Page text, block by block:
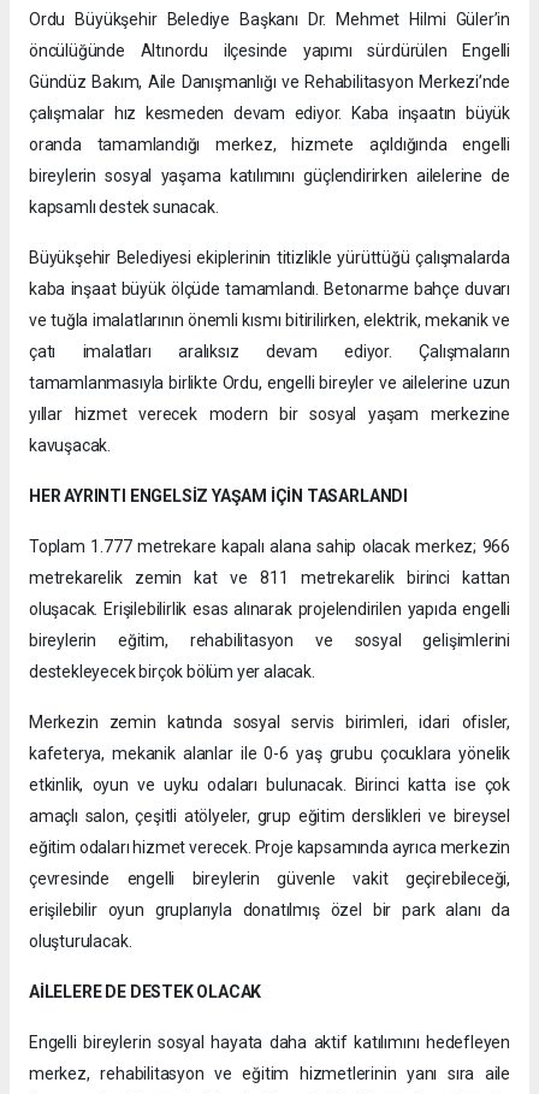
Ordu Büyükşehir Belediye Başkanı Dr. Mehmet Hilmi Güler’in
öncülüğünde Altınordu ilçesinde yapımı sürdürülen Engelli
Gündüz Bakım, Aile Danışmanlığı ve Rehabilitasyon Merkezi’nde
çalışmalar hız kesmeden devam ediyor. Kaba inşaatın büyük
oranda tamamlandığı merkez, hizmete açıldığında engelli
bireylerin sosyal yaşama katılımını güçlendirirken ailelerine de
kapsamlı destek sunacak.
Büyükşehir Belediyesi ekiplerinin titizlikle yürüttüğü çalışmalarda
kaba inşaat büyük ölçüde tamamlandı. Betonarme bahçe duvarı
ve tuğla imalatlarının önemli kısmı bitirilirken, elektrik, mekanik ve
çatı imalatları aralıksız devam ediyor. Çalışmaların
tamamlanmasıyla birlikte Ordu, engelli bireyler ve ailelerine uzun
yıllar hizmet verecek modern bir sosyal yaşam merkezine
kavuşacak.
HER AYRINTI ENGELSİZ YAŞAM İÇİN TASARLANDI
Toplam 1.777 metrekare kapalı alana sahip olacak merkez; 966
metrekarelik zemin kat ve 811 metrekarelik birinci kattan
oluşacak. Erişilebilirlik esas alınarak projelendirilen yapıda engelli
bireylerin eğitim, rehabilitasyon ve sosyal gelişimlerini
destekleyecek birçok bölüm yer alacak.
Merkezin zemin katında sosyal servis birimleri, idari ofisler,
kafeterya, mekanik alanlar ile 0-6 yaş grubu çocuklara yönelik
etkinlik, oyun ve uyku odaları bulunacak. Birinci katta ise çok
amaçlı salon, çeşitli atölyeler, grup eğitim derslikleri ve bireysel
eğitim odaları hizmet verecek. Proje kapsamında ayrıca merkezin
çevresinde engelli bireylerin güvenle vakit geçirebileceği,
erişilebilir oyun gruplarıyla donatılmış özel bir park alanı da
oluşturulacak.
AİLELERE DE DESTEK OLACAK
Engelli bireylerin sosyal hayata daha aktif katılımını hedefleyen
merkez, rehabilitasyon ve eğitim hizmetlerinin yanı sıra aile